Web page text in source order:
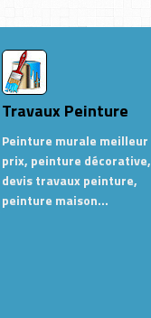
Travaux Peinture
Peinture murale meilleur
prix, peinture décorative,
devis travaux peinture,
peinture maison…